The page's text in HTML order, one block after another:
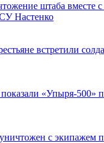
штаба вместе
Настенко
встретили
«Упыря-500»
с экипажем